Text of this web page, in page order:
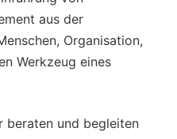
aus der
Organisation,
Werkzeug eines
beraten und begleiten